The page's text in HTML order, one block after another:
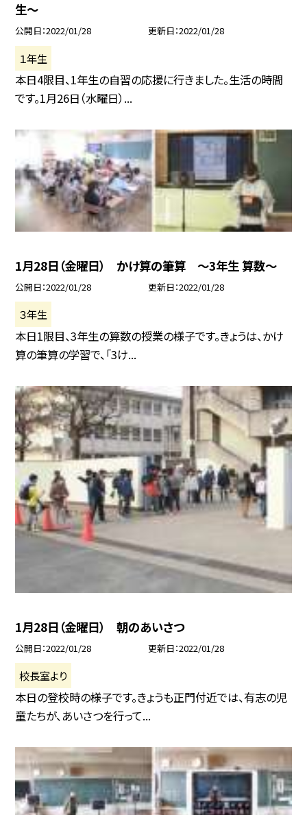
生〜
公開日 2022/01/28 更新日 2022/01/28
１年生
本日4限目、1年生の自習の応援に行きました。生活の時間
です。1月26日（水曜日）...
1月28日（金曜日） かけ算の筆算 〜3年生 算数〜
公開日 2022/01/28 更新日 2022/01/28
３年生
本日1限目、3年生の算数の授業の様子です。きょうは、かけ
算の筆算の学習で、「3け...
1月28日（金曜日） 朝のあいさつ
公開日 2022/01/28 更新日 2022/01/28
校長室より
本日の登校時の様子です。きょうも正門付近では、有志の児
童たちが、あいさつを行って...